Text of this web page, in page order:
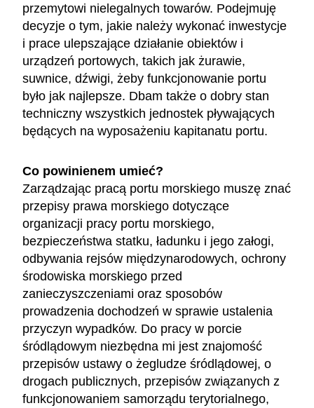
przemytowi nielegalnych towarów. Podejmuję
decyzje o tym, jakie należy wykonać inwestycje
i prace ulepszające działanie obiektów i
urządzeń portowych, takich jak żurawie,
suwnice, dźwigi, żeby funkcjonowanie portu
było jak najlepsze. Dbam także o dobry stan
techniczny wszystkich jednostek pływających
będących na wyposażeniu kapitanatu portu.
Co powinienem umieć?
Zarządzając pracą portu morskiego muszę znać
przepisy prawa morskiego dotyczące
organizacji pracy portu morskiego,
bezpieczeństwa statku, ładunku i jego załogi,
odbywania rejsów międzynarodowych, ochrony
środowiska morskiego przed
zanieczyszczeniami oraz sposobów
prowadzenia dochodzeń w sprawie ustalenia
przyczyn wypadków. Do pracy w porcie
śródlądowym niezbędna mi jest znajomość
przepisów ustawy o żegludze śródlądowej, o
drogach publicznych, przepisów związanych z
funkcjonowaniem samorządu terytorialnego,